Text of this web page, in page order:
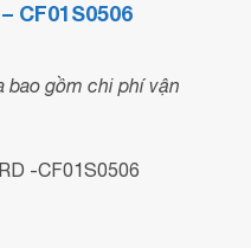
CF01S0506
bao gồm chi phí vận
-CF01S0506